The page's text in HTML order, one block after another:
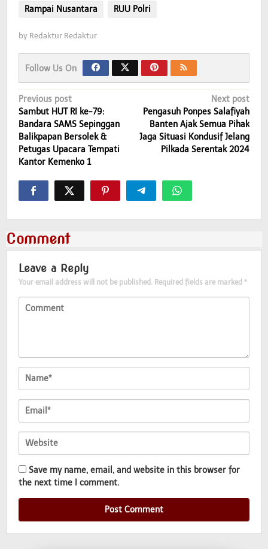
Rampai Nusantara
RUU Polri
by Redaktur Redaktur
Follow Us On
Post
navigation
Previous post
Sambut HUT RI ke-79:
Bandara SAMS Sepinggan
Balikpapan Bersolek &
Petugas Upacara Tempati
Kantor Kemenko 1
Next post
Pengasuh Ponpes Salafiyah
Banten Ajak Semua Pihak
Jaga Situasi Kondusif Jelang
Pilkada Serentak 2024
Comment
Leave a Reply
Your email address will not be published. Required fields are marked *
Save my name, email, and website in this browser for
the next time I comment.